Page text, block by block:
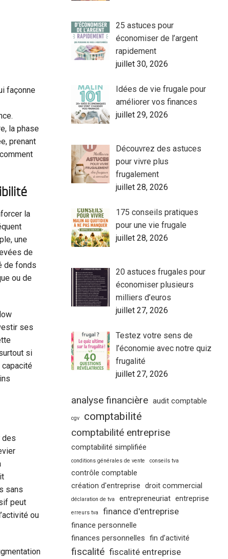
façonne
la phase
prenant
la
une
de
de fonds
ou de
ses
si
capacité
des
sans
peut
ou
25 astuces pour
économiser de l’argent
rapidement
juillet 30, 2026
Idées de vie frugale pour
améliorer vos finances
juillet 29, 2026
Découvrez des astuces
pour vivre plus
frugalement
juillet 28, 2026
175 conseils pratiques
pour une vie frugale
juillet 28, 2026
20 astuces frugales pour
économiser plusieurs
milliers d’euros
juillet 27, 2026
Testez votre sens de
l’économie avec notre quiz
frugalité
juillet 27, 2026
analyse financière audit comptable
cgv comptabilité
comptabilité entreprise
comptabilité simplifiée
conditions générales de vente conseils tva
contrôle comptable
création d'entreprise droit commercial
déclaration de tva entrepreneuriat entreprise
erreurs tva finance d'entreprise
finance personnelle
finances personnelles fin d’activité
fiscalité fiscalité entreprise